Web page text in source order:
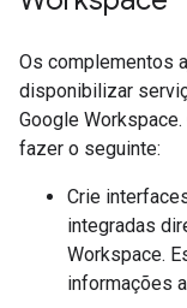
Os complementos
disponibilizar
Google
fazer o seguinte:
Crie
integradas
Workspace.
informações